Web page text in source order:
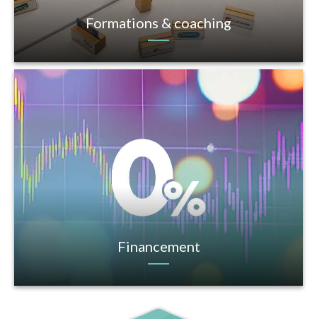
Formations & coaching
Financement